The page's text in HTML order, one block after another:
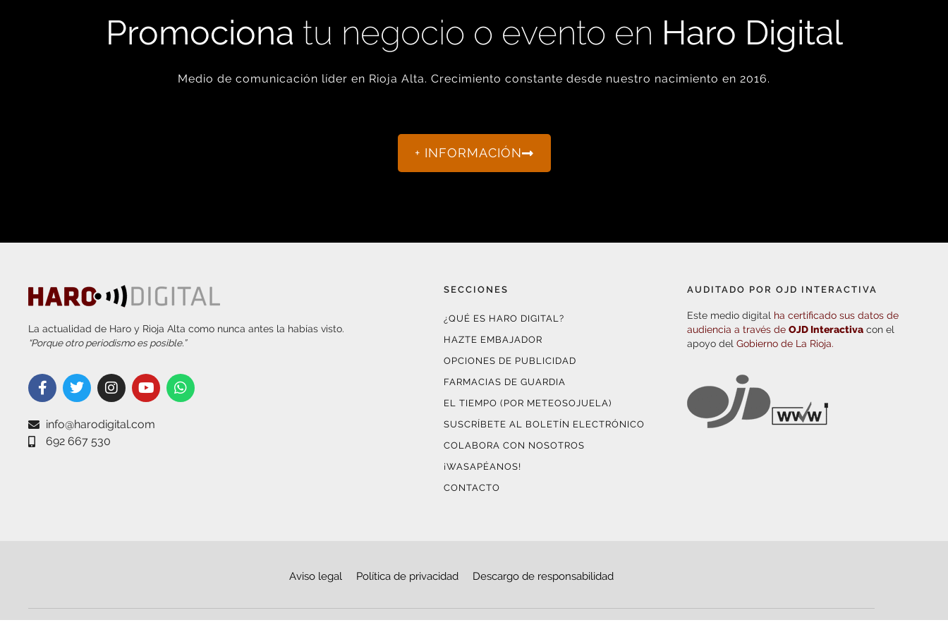
Promociona tu negocio o evento en Haro Digital
Medio de comunicación líder en Rioja Alta. Crecimiento constante desde nuestro nacimiento en 2016.
+ INFORMACIÓN
La actualidad de Haro y Rioja Alta como nunca antes la habías visto.
“Porque otro periodismo es posible.”
info@harodigital.com
692 667 530
SECCIONES
¿QUÉ ES HARO DIGITAL?
HAZTE EMBAJADOR
OPCIONES DE PUBLICIDAD
FARMACIAS DE GUARDIA
EL TIEMPO (POR METEOSOJUELA)
SUSCRÍBETE AL BOLETÍN ELECTRÓNICO
COLABORA CON NOSOTROS
¡WASAPÉANOS!
CONTACTO
AUDITADO POR OJD INTERACTIVA
Este medio digital ha certificado sus datos de
audiencia a través deOJD Interactiva con el
apoyo delGobierno de La Rioja.
Aviso legal Política de privacidad Descargo de responsabilidad